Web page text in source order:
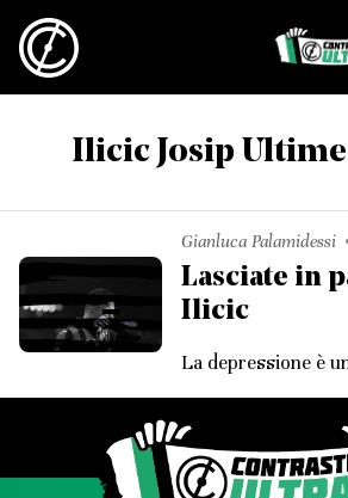
Ilicic Josip
Gianluca Palamidessi
Lasciate in
Ilicic
La depressione è